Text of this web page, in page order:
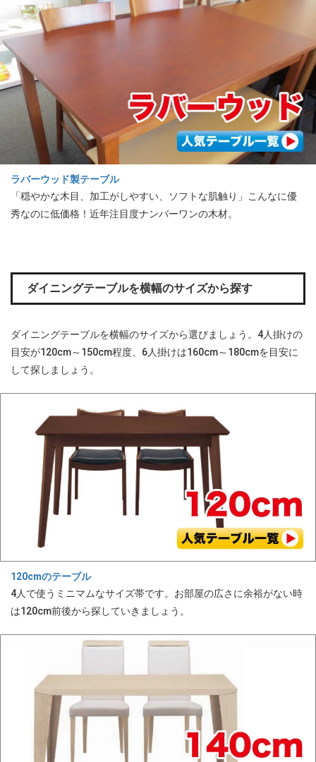
ラバーウッド製テーブル
「穏やかな木目、加工がしやすい、ソフトな肌触り」こんなに優
秀なのに低価格！近年注目度ナンバーワンの木材。
ダイニングテーブルを横幅のサイズから探す
ダイニングテーブルを横幅のサイズから選びましょう。4人掛けの
目安が120cm～150cm程度、6人掛けは160cm～180cmを目安に
して探しましょう。
120cmのテーブル
4人で使うミニマムなサイズ帯です。お部屋の広さに余裕がない時
は120cm前後から探していきましょう。